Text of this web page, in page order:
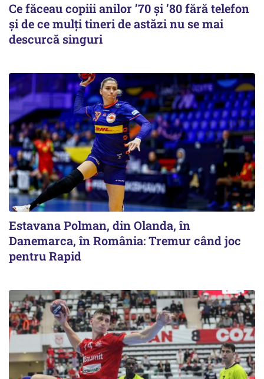
Ce făceau copiii anilor ’70 și ’80 fără telefon
și de ce mulți tineri de astăzi nu se mai
descurcă singuri
Estavana Polman, din Olanda, în
Danemarca, în România: Tremur când joc
pentru Rapid